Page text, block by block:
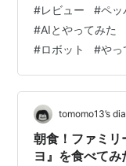
と、ペッパーくん
るキャバクラみた
思って行ってみる
るので、そのまま
ジロジロ見てくる
パーくんとおし
#レビュー #ペッ
#AIとやってみた
#ロボット #やっ
tomomo13’s
朝食！ファミリ
ヨ』を食べてみ